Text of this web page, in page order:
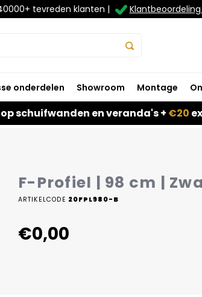
tevreden klanten | Klantbeoordeling
onderdelen Showroom Montage
op schuifwanden en veranda's + €20
F-Profiel | 98 cm |
ARTIKELCODE 20FPL980-B
€0,00